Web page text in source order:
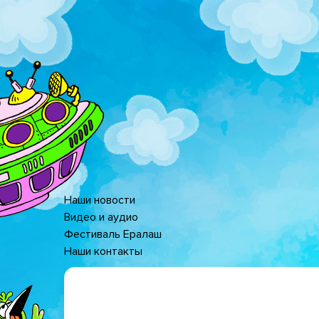
к
основному
содержанию
Основная
навигация
Наши новости
Видео и аудио
Фестиваль Ералаш
Наши контакты